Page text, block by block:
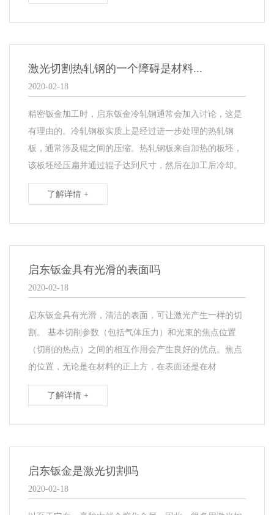
激光切割热轧钢的一个障碍是材料...
2020-02-18
精密钣金加工时，启东钣金冷轧钢通常会加入讨论，这是
有理由的。冷轧钢板实质上是经过进一步处理的热轧钢
板，通常涉及辊之间的压缩。热轧钢板来自加热的板坯，
该板坯经压扁并通过辊子达到尺寸，然后在加工后冷却。
了解详情 +
启东钣金具有光滑的表面吗
2020-02-18
启东钣金具有光滑，清洁的表面，可让激光产生一样的切
割。 基本切削参数（包括气体压力）和光束的焦点位置
（切削的热点）之间的相互作用会产生良好的优点。焦点
的位置，无论是在材料的正上方，在表面还是在材
了解详情 +
启东钣金是激光切割吗
2020-02-18